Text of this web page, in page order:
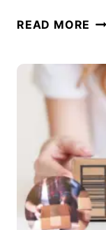
READ MORE A
Z
री
ल
य
श